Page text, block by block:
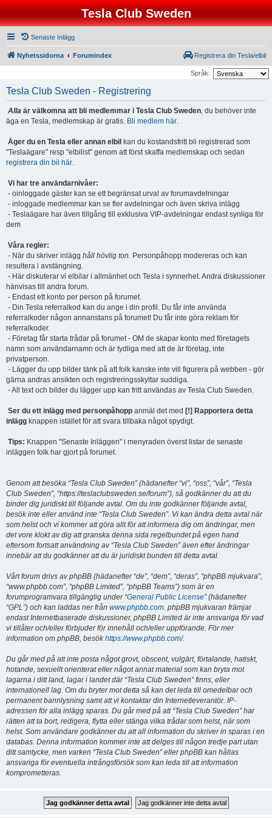
Tesla Club Sweden
Senaste Inlägg
Nyhetssidorna Forumindex Registrera din Tesla/elbil
Språk:
Tesla Club Sweden - Registrering
Alla är välkomna att bli medlemmar i Tesla Club Sweden, du behöver inte
äga en Tesla, medlemskap är gratis. Bli medlem här.
Äger du en Tesla eller annan elbil kan du kostandsfritt bli registrerad som
"Teslaägare" resp "elbilist" genom att först skaffa medlemskap och sedan
registrera din bil här.
Vi har tre användarnivåer:
- oinloggade gäster kan se ett begränsat urval av forumavdelningar
- inloggade medlemmar kan se fler avdelningar och även skriva inlägg
- Teslaägare har även tillgång till exklusiva VIP-avdelningar endast synliga för
dem
Våra regler:
- När du skriver inlägg håll hövlig ton. Personpåhopp modereras och kan
resultera i avstängning.
- Här diskuterar vi elbilar i allmänhet och Tesla i synnerhet. Andra diskussioner
hänvisas till andra forum.
- Endast ett konto per person på forumet.
- Din Tesla referralkod kan du ange i din profil. Du får inte använda
referralkoder någon annanstans på forumet! Du får inte göra reklam för
referralkoder.
- Företag får starta trådar på forumet - OM de skapar konto med företagets
namn som användarnamn och är tydliga med att de är företag, inte
privatperson.
- Lägger du upp bilder tänk på att folk kanske inte vill figurera på webben - gör
gärna andras ansikten och registreringsskyltar suddiga.
- All text och bilder du lägger upp kan fritt användas av Tesla Club Sweden.
Ser du ett inlägg med personpåhopp anmäl det med [!] Rapportera detta
inlägg knappen istället för att svara tillbaka något spydigt.
Tips: Knappen "Senaste Inläggen" i menyraden överst listar de senaste
inläggen folk har gjort på forumet.
Genom att besöka “Tesla Club Sweden” (hädanefter “vi”, “oss”, “vår”, “Tesla
Club Sweden”, “https://teslaclubsweden.se/forum”), så godkänner du att du
binder dig juridiskt till följande avtal. Om du inte godkänner följande avtal,
besök inte eller använd inte “Tesla Club Sweden”. Vi kan ändra detta avtal när
som helst och vi kommer att göra allt för att informera dig om ändringar, men
det vore klokt av dig att granska denna sida regelbundet på egen hand
eftersom fortsatt användning av “Tesla Club Sweden” även efter ändringar
innebär att du godkänner att du är juridiskt bunden till detta avtal.
Vårt forum drivs av phpBB (hädanefter “de”, “dem”, “deras”, “phpBB mjukvara”,
“www.phpbb.com”, “phpBB Limited”, “phpBB Teams”) som är en
forumprogramvara tillgänglig under “General Public License” (hädanefter
“GPL”) och kan laddas ner från www.phpbb.com. phpBB mjukvaran främjar
endast Internetbaserade diskussioner, phpBB Limited är inte ansvariga för vad
vi tillåter och/eller förbjuder för innehåll och/eller uppförande. För mer
information om phpBB, besökhttps://www.phpbb.com/.
Du går med på att inte posta något grovt, obscent, vulgärt, förtalande, hatiskt,
hotande, sexuellt orienterat eller något annat material som kan bryta mot
lagarna i ditt land, lagar i landet där “Tesla Club Sweden” finns, eller
internationell lag. Om du bryter mot detta så kan det leda till omedelbar och
permanent bannlysning samt att vi kontaktar din Internetleverantör. IP-
adressen för alla inlägg sparas. Du går med på att “Tesla Club Sweden” har
rätten att ta bort, redigera, flytta eller stänga vilka trådar som helst, när som
helst. Som användare godkänner du att all information du skriver in sparas i en
databas. Denna information kommer inte att delges till någon tredje part utan
ditt samtycke, men varken “Tesla Club Sweden” eller phpBB kan hållas
ansvariga för eventuella intrångsförsök som kan leda till att information
komprometteras.